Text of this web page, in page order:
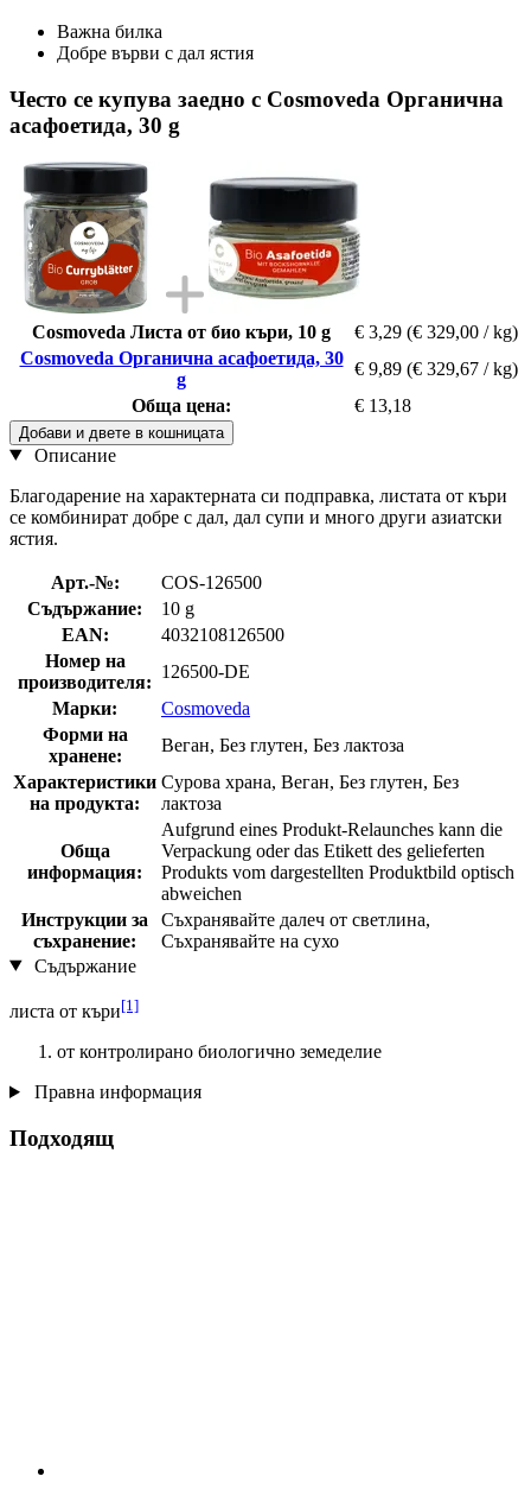
Важна билка
Добре върви с дал ястия
Често се купува заедно с Cosmoveda Органична
асафоетида, 30 g
Cosmoveda Листа от био къри, 10 g € 3,29 (€ 329,00 / kg)
Cosmoveda Органична асафоетида, 30
g
€ 9,89 (€ 329,67 / kg)
Обща цена:
€ 13,18
Добави и двете в кошницата
Описание
Благодарение на характерната си подправка, листата от къри
се комбинират добре с дал, дал супи и много други азиатски
ястия.
Арт.-№:
COS-126500
Съдържание:
10 g
EAN:
4032108126500
Номер на
производителя:
126500-DE
Марки:
Cosmoveda
Форми на
хранене:
Веган, Без глутен, Без лактоза
Характеристики
на продукта:
Сурова храна, Веган, Без глутен, Без
лактоза
Обща
информация:
Aufgrund eines Produkt-Relaunches kann die
Verpackung oder das Etikett des gelieferten
Produkts vom dargestellten Produktbild optisch
abweichen
Инструкции за
съхранение:
Съхранявайте далеч от светлина,
Съхранявайте на сухо
Съдържание
листа от къри[1]
от контролирано биологично земеделие
Правна информация
Подходящ